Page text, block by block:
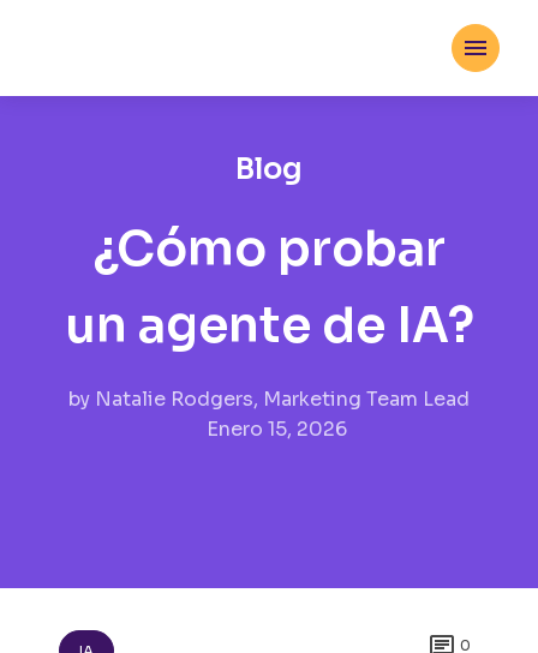

Blog
¿Cómo probar
un agente de IA?
by Natalie Rodgers, Marketing Team Lead
Enero 15, 2026
 0